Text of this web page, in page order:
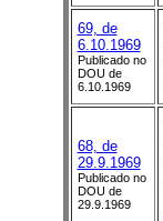
69, de
6.10.1969
Publicado no
DOU de
6.10.1969
68, de
29.9.1969
Publicado no
DOU de
29.9.1969